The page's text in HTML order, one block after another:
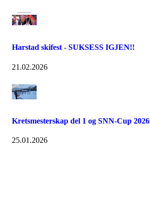
Harstad skifest - SUKSESS IGJEN!!
21.02.2026
Kretsmesterskap del 1 og SNN-Cup 2026
25.01.2026